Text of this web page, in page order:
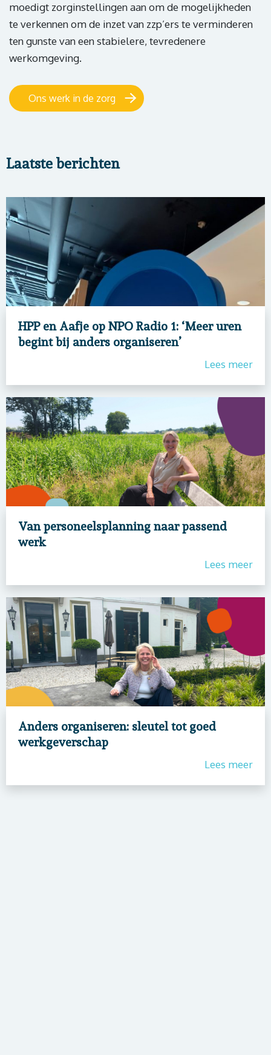
moedigt zorginstellingen aan om de mogelijkheden
te verkennen om de inzet van zzp’ers te verminderen
ten gunste van een stabielere, tevredenere
werkomgeving.
Ons werk in de zorg
Laatste berichten
HPP en Aafje op NPO Radio 1: ‘Meer uren
begint bij anders organiseren’
Lees meer
Van personeelsplanning naar passend
werk
Lees meer
Anders organiseren: sleutel tot goed
werkgeverschap
Lees meer